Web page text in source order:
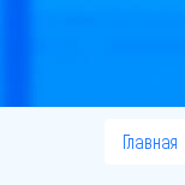
Главная